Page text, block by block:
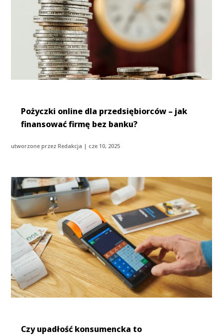
Pożyczki online dla przedsiębiorców – jak
finansować firmę bez banku?
utworzone przezRedakcja | cze 10, 2025
Czy upadłość konsumencka to